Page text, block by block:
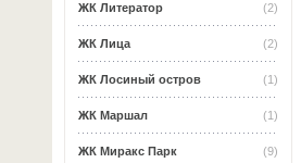
(2)
ЖК Литератор
(2)
ЖК Лица
(1)
ЖК Лосиный остров
(1)
ЖК Маршал
(9)
ЖК Миракс Парк